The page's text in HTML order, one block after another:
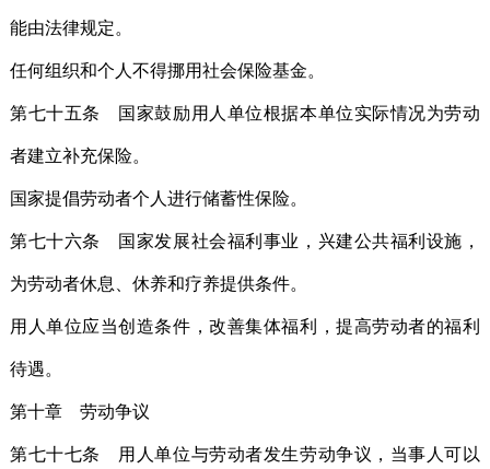
能由法律规定。
任何组织和个人不得挪用社会保险基金。
第七十五条 国家鼓励用人单位根据本单位实际情况为劳动
者建立补充保险。
国家提倡劳动者个人进行储蓄性保险。
第七十六条 国家发展社会福利事业，兴建公共福利设施，
为劳动者休息、休养和疗养提供条件。
用人单位应当创造条件，改善集体福利，提高劳动者的福利
待遇。
第十章 劳动争议
第七十七条 用人单位与劳动者发生劳动争议，当事人可以